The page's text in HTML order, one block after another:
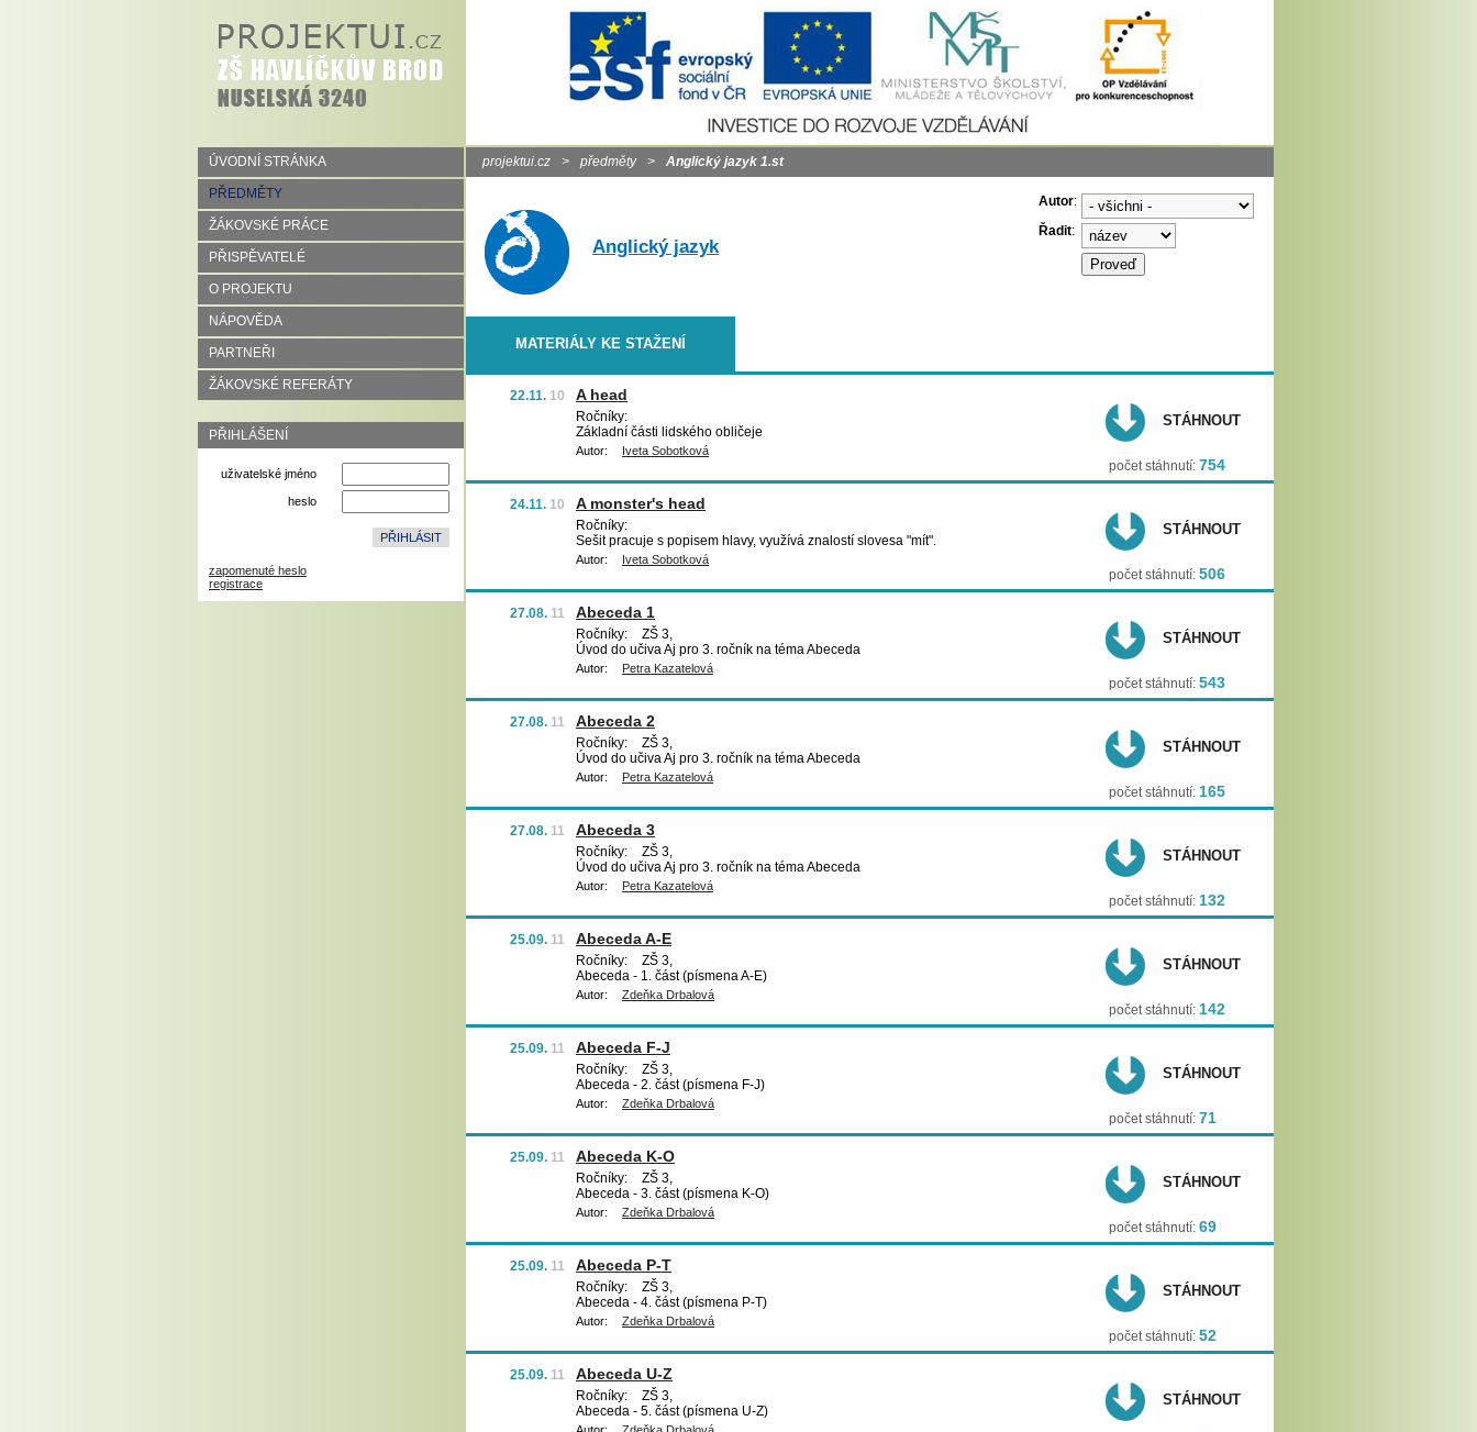
ÚVODNÍ STRÁNKA
PŘEDMĚTY
ŽÁKOVSKÉ PRÁCE
PŘISPĚVATELÉ
O PROJEKTU
NÁPOVĚDA
PARTNEŘI
ŽÁKOVSKÉ REFERÁTY
PŘIHLÁŠENÍ
uživatelské jméno
heslo
zapomenuté heslo
registrace
projektui.cz > předměty > Anglický jazyk 1.st
Anglický jazyk
Autor:
Řadit:
MATERIÁLY KE STAŽENÍ
22.11. 10 A head
Ročníky:
Základní části lidského obličeje
Autor: Iveta Sobotková
STÁHNOUT
počet stáhnutí: 754
24.11. 10 A monster's head
Ročníky:
Sešit pracuje s popisem hlavy, využívá znalostí slovesa "mít".
Autor: Iveta Sobotková
STÁHNOUT
počet stáhnutí: 506
27.08. 11 Abeceda 1
Ročníky:
ZŠ 3,
Úvod do učiva Aj pro 3. ročník na téma Abeceda
Autor: Petra Kazatelová
STÁHNOUT
počet stáhnutí: 543
27.08. 11 Abeceda 2
Ročníky:
ZŠ 3,
Úvod do učiva Aj pro 3. ročník na téma Abeceda
Autor: Petra Kazatelová
STÁHNOUT
počet stáhnutí: 165
27.08. 11 Abeceda 3
Ročníky:
ZŠ 3,
Úvod do učiva Aj pro 3. ročník na téma Abeceda
Autor: Petra Kazatelová
STÁHNOUT
počet stáhnutí: 132
25.09. 11 Abeceda A-E
Ročníky:
ZŠ 3,
Abeceda - 1. část (písmena A-E)
Autor: Zdeňka Drbalová
STÁHNOUT
počet stáhnutí: 142
25.09. 11 Abeceda F-J
Ročníky:
ZŠ 3,
Abeceda - 2. část (písmena F-J)
Autor: Zdeňka Drbalová
STÁHNOUT
počet stáhnutí: 71
25.09. 11 Abeceda K-O
Ročníky:
ZŠ 3,
Abeceda - 3. část (písmena K-O)
Autor: Zdeňka Drbalová
STÁHNOUT
počet stáhnutí: 69
25.09. 11 Abeceda P-T
Ročníky:
ZŠ 3,
Abeceda - 4. část (písmena P-T)
Autor: Zdeňka Drbalová
STÁHNOUT
počet stáhnutí: 52
25.09. 11 Abeceda U-Z
Ročníky:
ZŠ 3,
Abeceda - 5. část (písmena U-Z)
STÁHNOUT